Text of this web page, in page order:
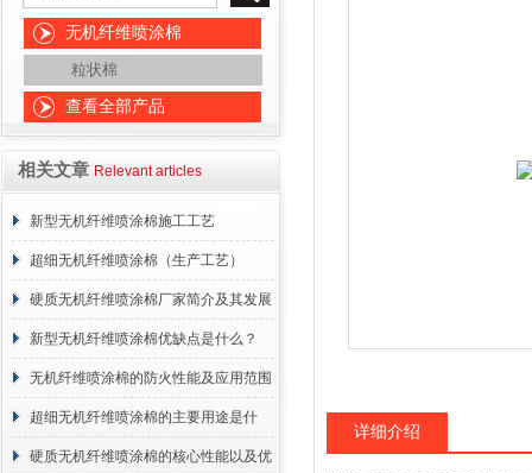
无机纤维喷涂棉
粒状棉
查看全部产品
相关文章 Relevant articles
新型无机纤维喷涂棉施工工艺
超细无机纤维喷涂棉（生产工艺）
硬质无机纤维喷涂棉厂家简介及其发展
概述
新型无机纤维喷涂棉优缺点是什么？
无机纤维喷涂棉的防火性能及应用范围
超细无机纤维喷涂棉的主要用途是什
么？
硬质无机纤维喷涂棉的核心性能以及优
详细介绍